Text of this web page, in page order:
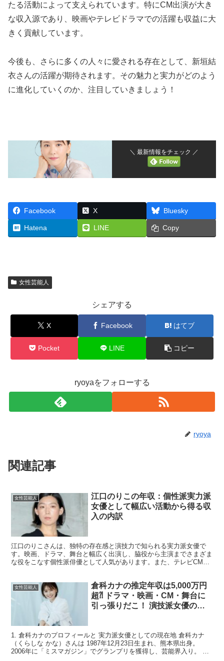
たる活動によって支えられています。特にCM出演が大き
な収入源であり、映画やテレビドラマでの活躍も収益に大
きく貢献しています。
今後も、さらに多くの人々に愛される存在として、新垣結
衣さんの活躍が期待されます。その魅力と実力がどのよう
に進化していくのか、注目していきましょう！
＼ 最新情報をチェック ／
Facebook X Bluesky
Hatena LINE Copy
女性芸能人
シェアする
X Facebook はてブ
Pocket LINE コピー
ryoyaをフォローする
ryoya
関連記事
女性芸能人
江口のりこの年収：個性派実力派
女優として幅広い活動から得る収
入の内訳
江口のりこさんは、独特の存在感と演技力で知られる実力派女優で
す。映画、ドラマ、舞台と幅広く出演し、脇役から主演までさまざま
な役をこなす個性派俳優として人気があります。また、テレビCMや
女性芸能人
倉科カナの推定年収は5,000万円
超⁈ ドラマ・映画・CM・舞台に
引っ張りだこ！ 演技派女優の多
1. 倉科カナのプロフィールと 実力派女優としての現在地 倉科カナ
（くらしな かな）さんは 1987年12月23日生まれ、熊本県出身。
2006年に「ミスマガジン」でグランプリを獲得し、芸能界入り。 グ